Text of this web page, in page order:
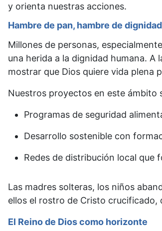
y orienta nuestras acciones.
Hambre de pan, hambre de dignidad
Millones de personas,
una herida a la dignidad humana.
mostrar que Dios quiere vida plena
Nuestros proyectos en este ámbito
Programas de seguridad
Desarrollo sostenible con
Redes de distribución local que
Las madres solteras, los niños
ellos el rostro de Cristo
El Reino de Dios como horizonte